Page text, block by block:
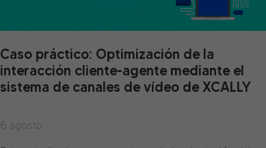
Caso práctico: Optimización de la
interacción cliente-agente mediante el
sistema de canales de vídeo de XCALLY
6 agosto